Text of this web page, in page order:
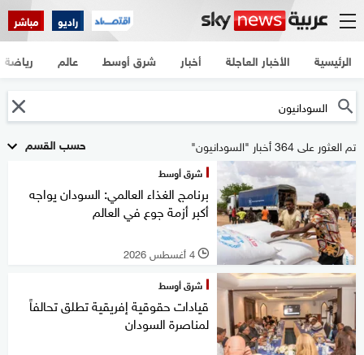
راديو مباشر
الرئيسية الأخبار العاجلة أخبار شرق أوسط عالم رياضة
حسب القسم تم العثور على 364 أخبار "السودانيون"
شرق أوسط
برنامج الغذاء العالمي: السودان يواجه
أكبر أزمة جوع في العالم
l 4 أغسطس 2026
شرق أوسط
قيادات حقوقية إفريقية تطلق تحالفاً
لمناصرة السودان